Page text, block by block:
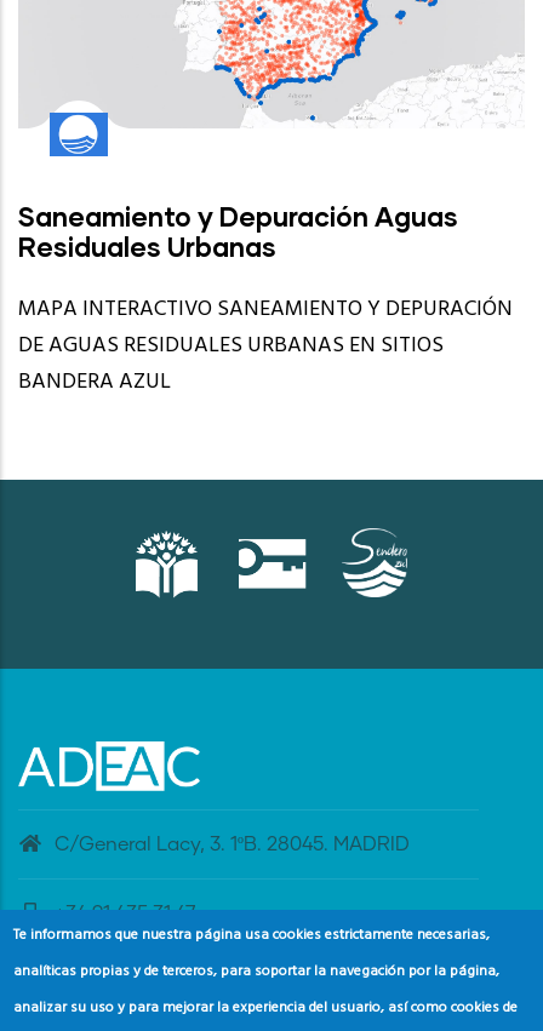
Saneamiento y Depuración Aguas
Residuales Urbanas
MAPA INTERACTIVO SANEAMIENTO Y DEPURACIÓN
DE AGUAS RESIDUALES URBANAS EN SITIOS
BANDERA AZUL
C/General Lacy, 3. 1ºB. 28045. MADRID
+34 91 435 31 47
banderaazul@adeac.es
Te informamos que nuestra página usa cookies estrictamente necesarias,
analíticas propias y de terceros, para soportar la navegación por la página,
analizar su uso y para mejorar la experiencia del usuario, así como cookies de